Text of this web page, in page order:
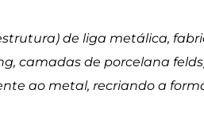
de liga metálica,
camadas de porcelana
ao metal, recriando a